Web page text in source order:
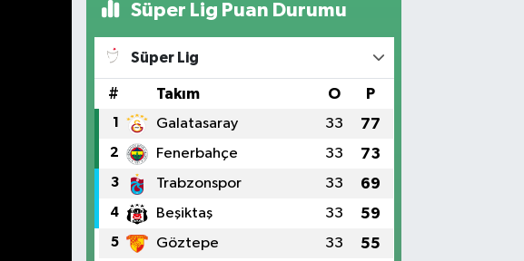
Süper Lig Puan Durumu
Süper Lig
# Takım O P
1 Galatasaray 33 77
2 Fenerbahçe 33 73
3 Trabzonspor 33 69
4 Beşiktaş 33 59
5 Göztepe 33 55